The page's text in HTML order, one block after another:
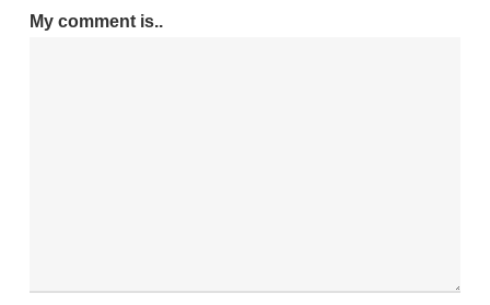
My comment is..